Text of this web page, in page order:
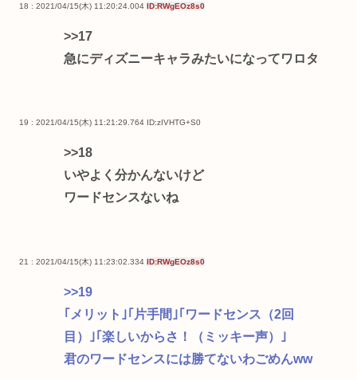
18 : 2021/04/15(木) 11:20:24.004 ID:RWgEOz8s0
>>17
急にディズニーキャラみたいになってワロタ
19 : 2021/04/15(木) 11:21:29.764 ID:zIVHTG+S0
>>18
いやよく分かんないけど
ワードセンスないね
21 : 2021/04/15(木) 11:23:02.334 ID:RWgEOz8s0
>>19
｢メリット｣｢片手間｣｢ワードセンス（2回
目）｣｢楽しいからさ！（ミッキー声）｣
君のワードセンスには勝てないわごめんww